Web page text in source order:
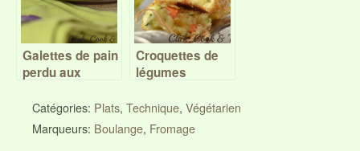
Galettes de pain
perdu aux
fromage
Croquettes de
légumes
Catégories: Plats, Technique, Végétarien
Marqueurs: Boulange, Fromage